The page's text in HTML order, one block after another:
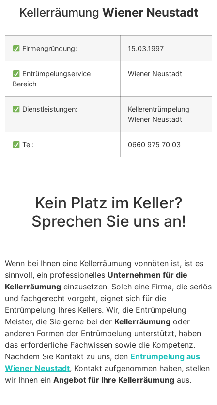
Kellerräumung Wiener Neustadt
Firmengründung: 15.03.1997
Entrümpelungservice
Bereich
Wiener Neustadt
Dienstleistungen:
Kellerentrümpelung
Wiener Neustadt
Tel: 0660 975 70 03
Kein Platz im Keller?
Sprechen Sie uns an!
Wenn bei Ihnen eine Kellerräumung vonnöten ist, ist es
sinnvoll, ein professionelles Unternehmen für die
Kellerräumung einzusetzen. Solch eine Firma, die seriös
und fachgerecht vorgeht, eignet sich für die
Entrümpelung Ihres Kellers. Wir, die Entrümpelung
Meister, die Sie gerne bei der Kellerräumung oder
anderen Formen der Entrümpelung unterstützt, haben
das erforderliche Fachwissen sowie die Kompetenz.
Nachdem Sie Kontakt zu uns, den Entrümpelung aus
Wiener Neustadt, Kontakt aufgenommen haben, stellen
wir Ihnen ein Angebot für Ihre Kellerräumung aus.